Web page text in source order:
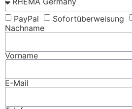
PayPal Sofortüberweisung
Nachname
Vorname
E-Mail